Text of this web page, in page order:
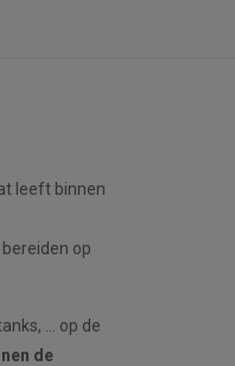
leeft binnen
op
… op de
de